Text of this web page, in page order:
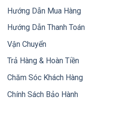
Hướng Dẫn Mua Hàng
Hướng Dẫn Thanh Toán
Vận Chuyển
Trả Hàng & Hoàn Tiền
Chăm Sóc Khách Hàng
Chính Sách Bảo Hành